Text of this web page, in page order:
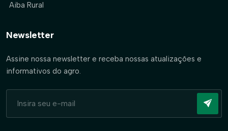
Aiba Rural
Newsletter
Assine nossa newsletter e receba nossas atualizações e
informativos do agro.